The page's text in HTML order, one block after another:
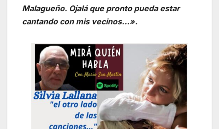
Malagueño. Ojalá que pronto pueda estar
cantando con mis vecinos…».